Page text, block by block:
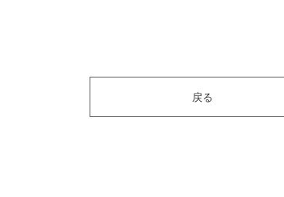
戻る